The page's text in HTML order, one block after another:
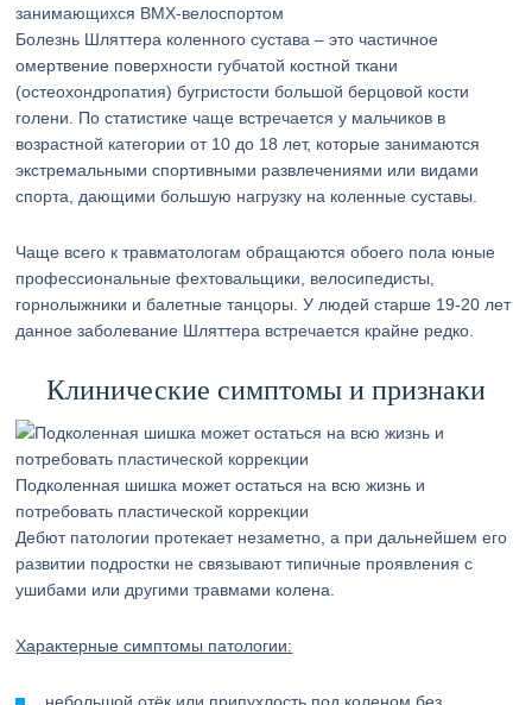
занимающихся BMX-велоспортом
Болезнь Шляттера коленного сустава – это частичное
омертвение поверхности губчатой костной ткани
(остеохондропатия) бугристости большой берцовой кости
голени. По статистике чаще встречается у мальчиков в
возрастной категории от 10 до 18 лет, которые занимаются
экстремальными спортивными развлечениями или видами
спорта, дающими большую нагрузку на коленные суставы.
Чаще всего к травматологам обращаются обоего пола юные
профессиональные фехтовальщики, велосипедисты,
горнолыжники и балетные танцоры. У людей старше 19-20 лет
данное заболевание Шляттера встречается крайне редко.
Клинические симптомы и признаки
Подколенная шишка может остаться на всю жизнь и
потребовать пластической коррекции
Дебют патологии протекает незаметно, а при дальнейшем его
развитии подростки не связывают типичные проявления с
ушибами или другими травмами колена.
Характерные симптомы патологии: